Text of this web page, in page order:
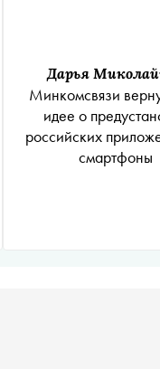
Дарья
Минкомсвязи
идее о
российских
смартфоны